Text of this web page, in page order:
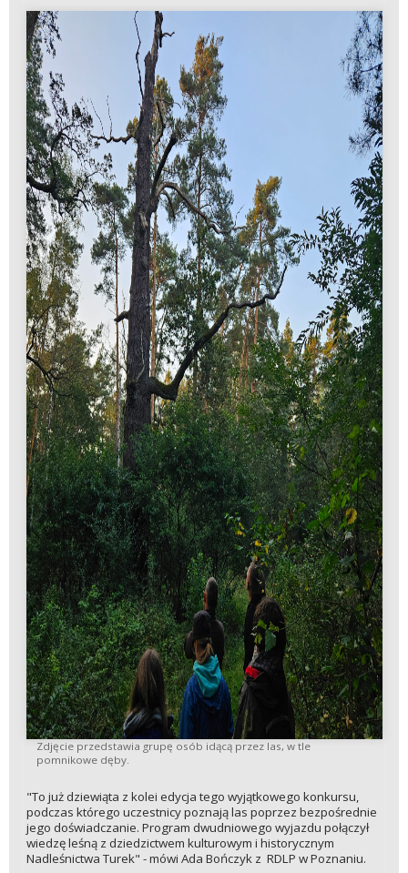
Zdjęcie przedstawia grupę osób idącą przez las, w tle
pomnikowe dęby.
"To już dziewiąta z kolei edycja tego wyjątkowego konkursu,
podczas którego uczestnicy poznają las poprzez bezpośrednie
jego doświadczanie. Program dwudniowego wyjazdu połączył
wiedzę leśną z dziedzictwem kulturowym i historycznym
Nadleśnictwa Turek" - mówi Ada Bończyk z RDLP w Poznaniu.